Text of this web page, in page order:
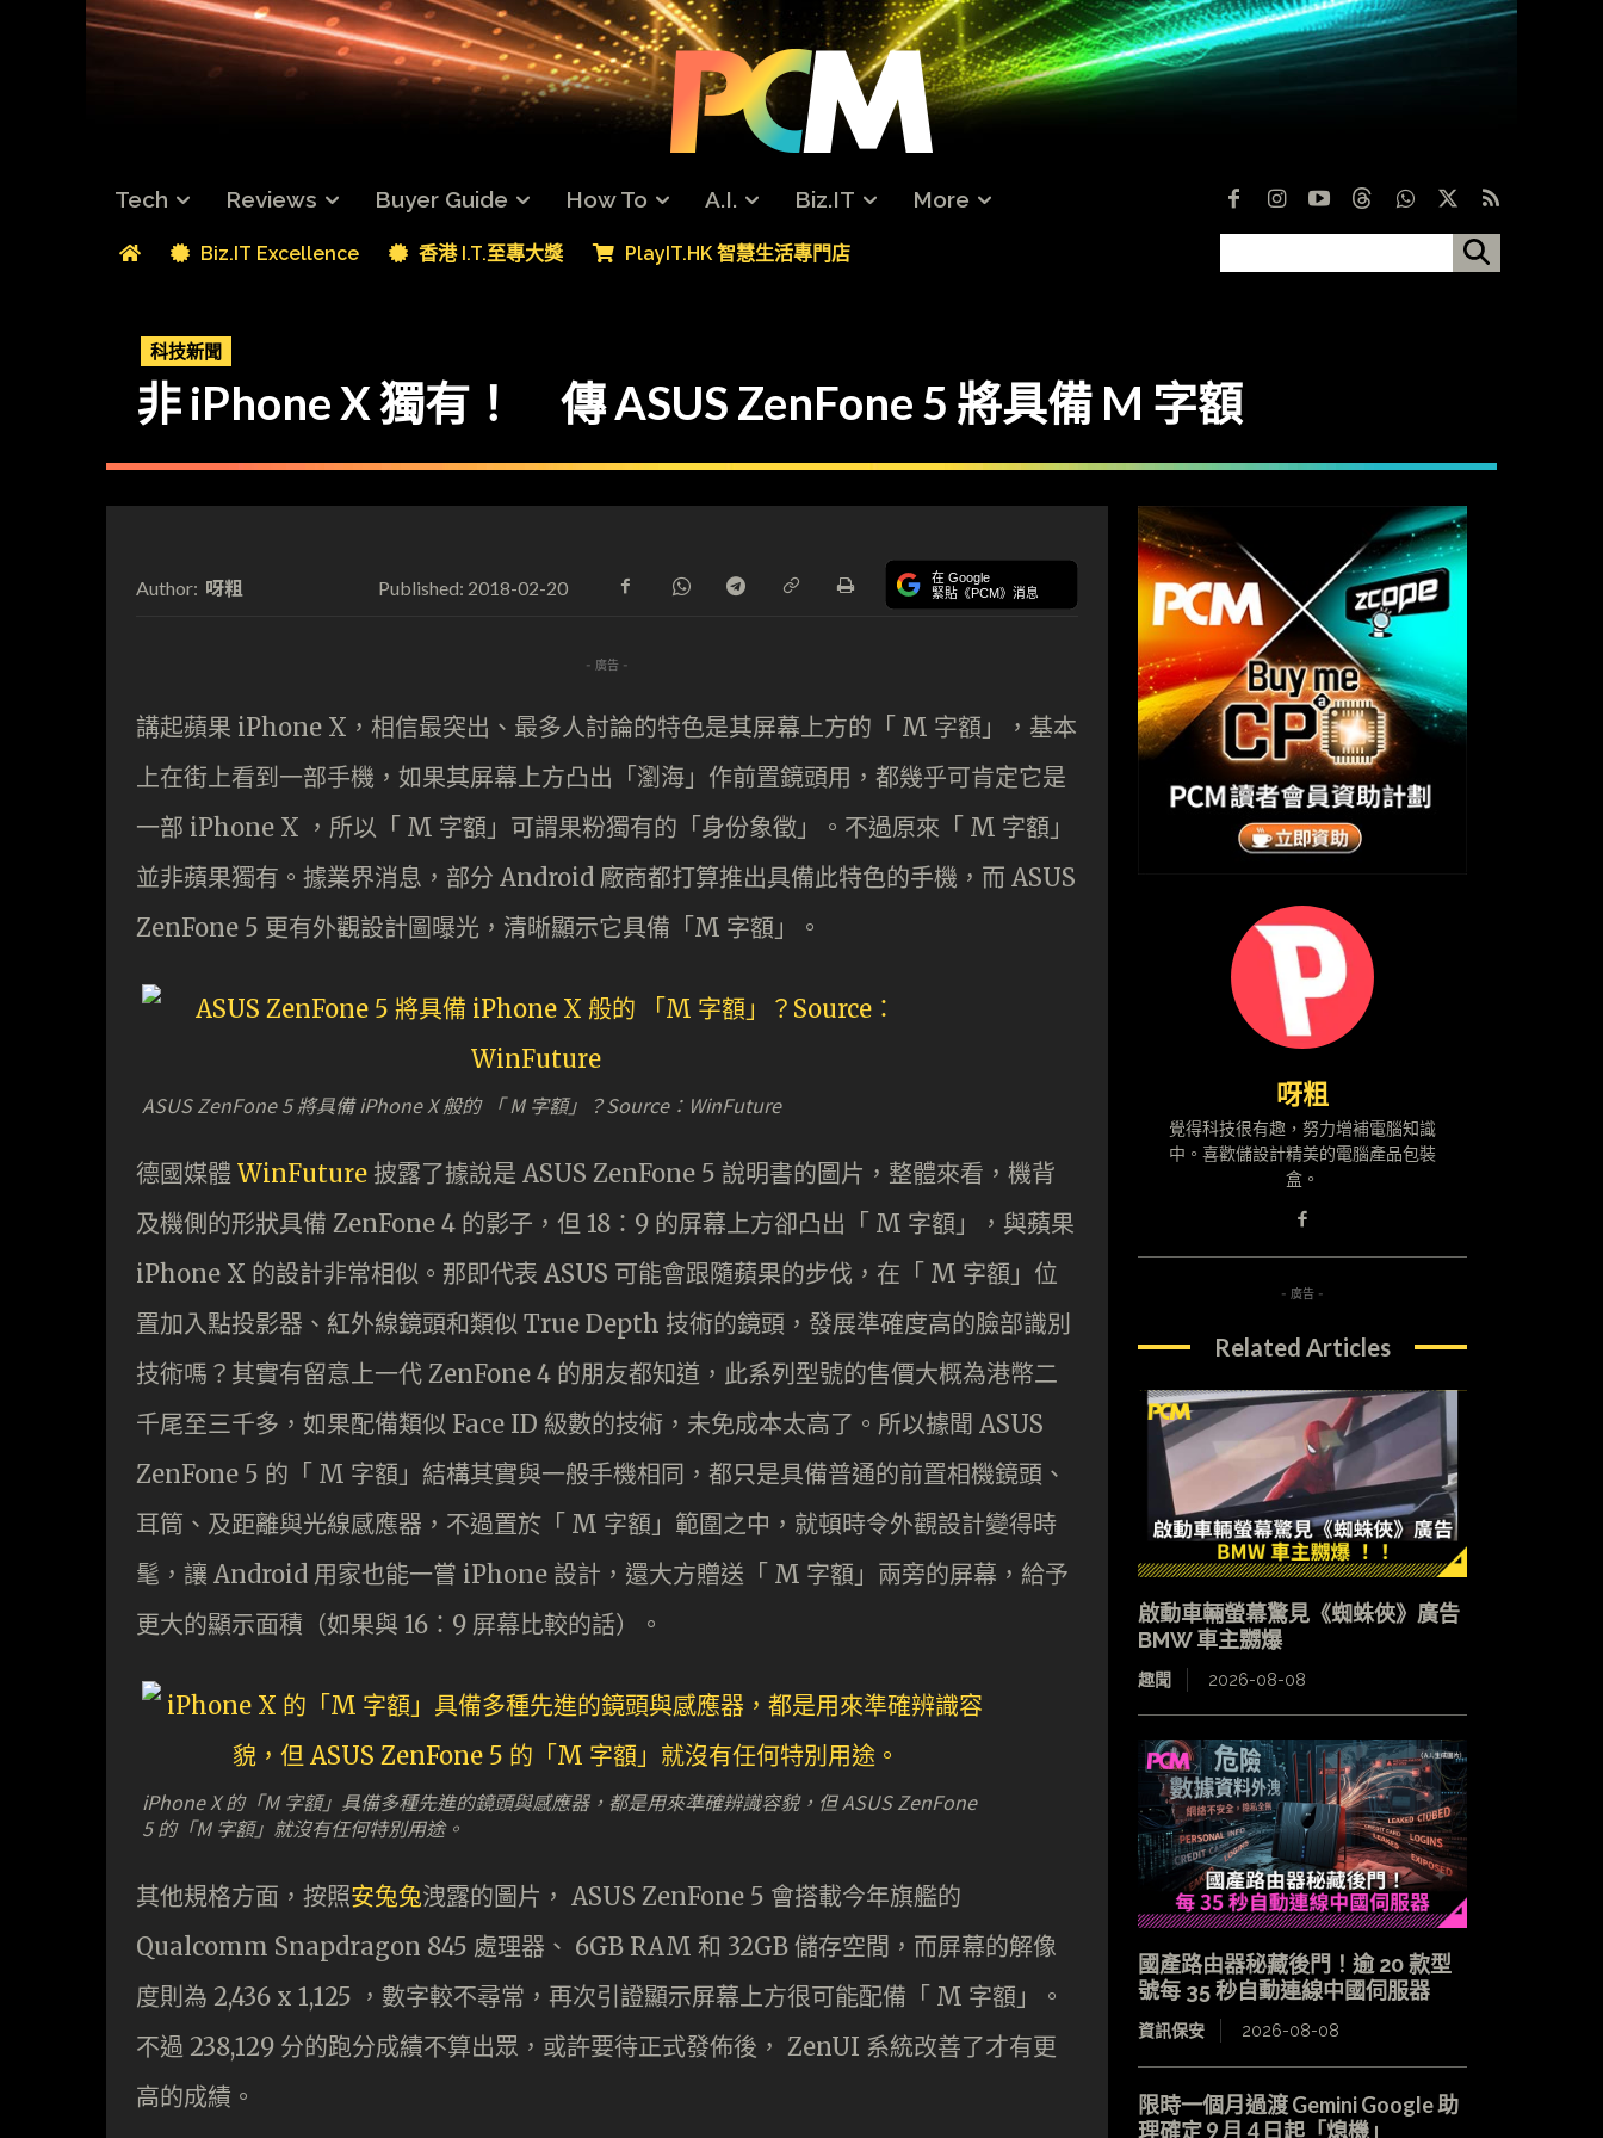
Tech Reviews Buyer Guide How To A.I. Biz.IT More
Biz.IT Excellence 香港 I.T.至專大獎 PlayIT.HK 智慧生活專門店
科技新聞
非 iPhone X 獨有！ 傳 ASUS ZenFone 5 將具備 M 字額
Author: 呀粗 Published: 2018-02-20 在 Google
緊貼《PCM》消息
- 廣告 -
講起蘋果 iPhone X，相信最突出、最多人討論的特色是其屏幕上方的「 M 字額」，基本
上在街上看到一部手機，如果其屏幕上方凸出「瀏海」作前置鏡頭用，都幾乎可肯定它是
一部 iPhone X ，所以「 M 字額」可謂果粉獨有的「身份象徵」。不過原來「 M 字額」
並非蘋果獨有。據業界消息，部分 Android 廠商都打算推出具備此特色的手機，而 ASUS
ZenFone 5 更有外觀設計圖曝光，清晰顯示它具備「M 字額」。
ASUS ZenFone 5 將具備 iPhone X 般的 「 M 字額」？Source：WinFuture
德國媒體 WinFuture 披露了據說是 ASUS ZenFone 5 說明書的圖片，整體來看，機背
及機側的形狀具備 ZenFone 4 的影子，但 18：9 的屏幕上方卻凸出「 M 字額」，與蘋果
iPhone X 的設計非常相似。那即代表 ASUS 可能會跟隨蘋果的步伐，在「 M 字額」位
置加入點投影器、紅外線鏡頭和類似 True Depth 技術的鏡頭，發展準確度高的臉部識別
技術嗎？其實有留意上一代 ZenFone 4 的朋友都知道，此系列型號的售價大概為港幣二
千尾至三千多，如果配備類似 Face ID 級數的技術，未免成本太高了。所以據聞 ASUS
ZenFone 5 的「 M 字額」結構其實與一般手機相同，都只是具備普通的前置相機鏡頭、
耳筒、及距離與光線感應器，不過置於「 M 字額」範圍之中，就頓時令外觀設計變得時
髦，讓 Android 用家也能一嘗 iPhone 設計，還大方贈送「 M 字額」兩旁的屏幕，給予
更大的顯示面積（如果與 16：9 屏幕比較的話）。
iPhone X 的「M 字額」具備多種先進的鏡頭與感應器，都是用來準確辨識容貌，但 ASUS ZenFone
5 的「M 字額」就沒有任何特別用途。
其他規格方面，按照安兔兔洩露的圖片， ASUS ZenFone 5 會搭載今年旗艦的
Qualcomm Snapdragon 845 處理器、 6GB RAM 和 32GB 儲存空間，而屏幕的解像
度則為 2,436 x 1,125 ，數字較不尋常，再次引證顯示屏幕上方很可能配備「 M 字額」。
不過 238,129 分的跑分成績不算出眾，或許要待正式發佈後， ZenUI 系統改善了才有更
高的成績。
呀粗
覺得科技很有趣，努力增補電腦知識
中。喜歡儲設計精美的電腦產品包裝
盒。
- 廣告 -
Related Articles
啟動車輛螢幕驚見《蜘蛛俠》廣告
BMW 車主嬲爆
趣聞 2026-08-08
國產路由器秘藏後門！逾 20 款型
號每 35 秒自動連線中國伺服器
資訊保安 2026-08-08
限時一個月過渡 Gemini Google 助
理確定 9 月 4 日起「熄機」